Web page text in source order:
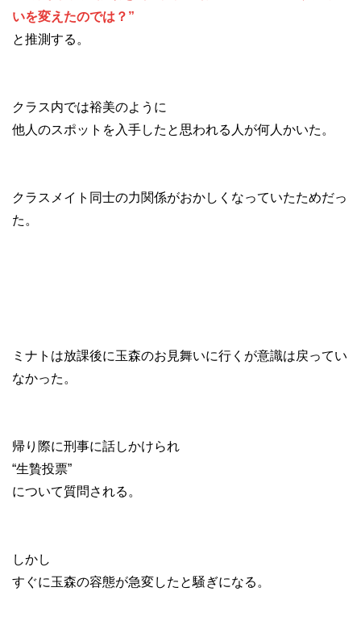
いを変えたのでは？”
と推測する。
クラス内では裕美のように
他人のスポットを入手したと思われる人が何人かいた。
クラスメイト同士の力関係がおかしくなっていたためだっ
た。
ミナトは放課後に玉森のお見舞いに行くが意識は戻ってい
なかった。
帰り際に刑事に話しかけられ
“生贄投票”
について質問される。
しかし
すぐに玉森の容態が急変したと騒ぎになる。